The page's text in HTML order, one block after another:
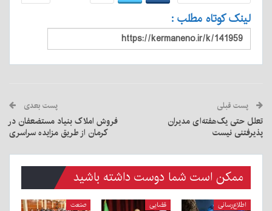
لینک کوتاه مطلب :
پست قبلی
تعلل حتی یک‌هفته‌ای مدیران
پذیرفتنی نیست
پست بعدی
فروش املاک بنیاد مستضعفان در
کرمان از طریق مزایده سراسری
ممکن است شما دوست داشته باشید
اطلاع‌رسانی قضایی صنعت